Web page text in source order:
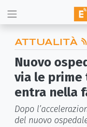
ATTUALITÀ
Nuovo
via le
entra nella
Dopo
del nuovo